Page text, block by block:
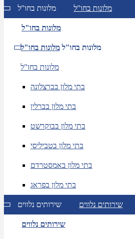
מלונות בחו"ל מלונות בחו"ל
מלונות בחו"ל
מלונות בחו"ל מלונות בחו"ל
מלונות בחו"ל
בתי מלון בברצלונה
בתי מלון בברלין
בתי מלון בבוקרשט
בתי מלון בטביליסי
בתי מלון באמסטרדם
בתי מלון בפראג
שירותים נלווים שירותים נלווים
שירותים נלווים